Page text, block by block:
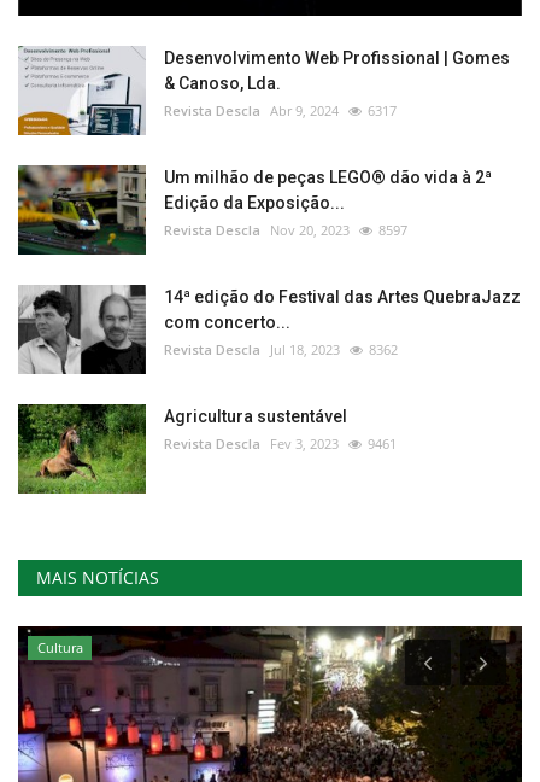
Desenvolvimento Web Profissional | Gomes
& Canoso, Lda.
Revista Descla Abr 9, 2024 6317
Um milhão de peças LEGO® dão vida à 2ª
Edição da Exposição...
Revista Descla Nov 20, 2023 8597
14ª edição do Festival das Artes QuebraJazz
com concerto...
Revista Descla Jul 18, 2023 8362
Agricultura sustentável
Revista Descla Fev 3, 2023 9461
MAIS NOTÍCIAS
Cultura